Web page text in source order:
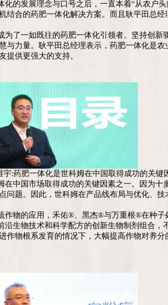
的发展理念与口号之后，一直本着“从农户
合的药肥一体化解决方案。而且耿平田总
了一如既往的药肥一体化引领者。坚持创
力量。耿平田总经理表示，药肥一体化是
提供更强大的支持。
:药肥一体化是世科姆在中国取得成功的关键
中国市场取得成功的关键因素之一。因为
题。因此，世科姆在产品线布局与优化、
物的应用，禾佑®、黑杰®与万重根®在种
生物技术和科学配方的创新生物制剂组合，
物根系发育的情况下，大幅提高作物对养分